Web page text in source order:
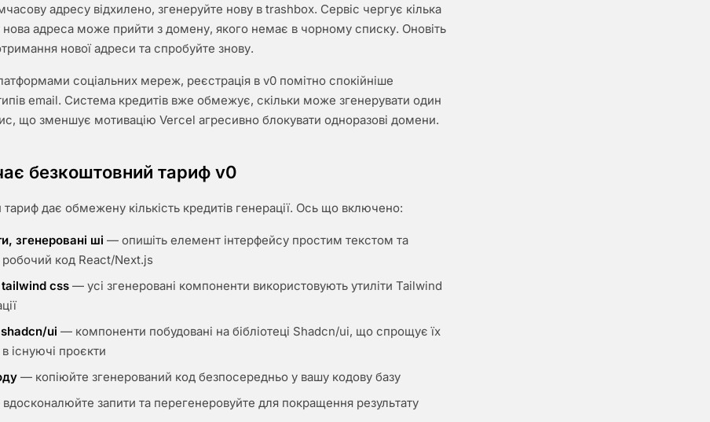
адресу відхилено, згенеруйте нову в trashbox. Сервіс чергує кілька
адреса може прийти з домену, якого немає в чорному списку. Оновіть
нової адреси та спробуйте знову.
соціальних мереж, реєстрація в v0 помітно спокійніше
email. Система кредитів вже обмежує, скільки може згенерувати один
що зменшує мотивацію Vercel агресивно блокувати одноразові домени.
безкоштовний тариф v0
дає обмежену кількість кредитів генерації. Ось що включено:
згенеровані шi — опишіть елемент інтерфейсу простим текстом та
код React/Next.js
tailwind css — усі згенеровані компоненти використовують утиліти Tailwind
shadcn/ui — компоненти побудовані на бібліотеці Shadcn/ui, що спрощує їх
в існуючі проєкти
— копіюйте згенерований код безпосередньо у вашу кодову базу
запити та перегенеровуйте для покращення результату